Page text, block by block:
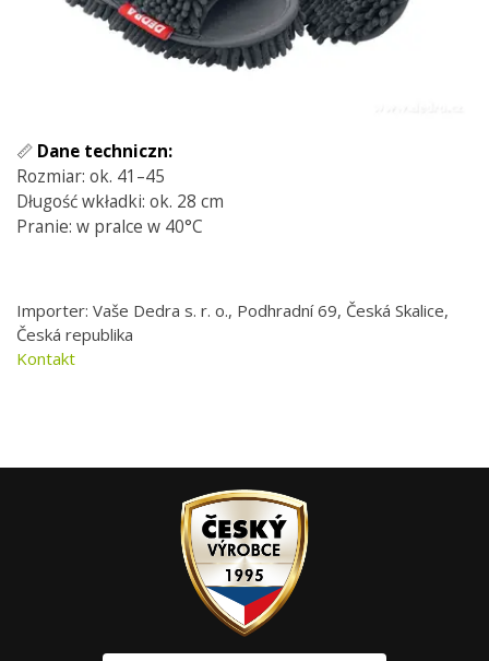
📏 Dane techniczn:
Rozmiar: ok. 41–45
Długość wkładki: ok. 28 cm
Pranie: w pralce w 40°C
Importer: Vaše Dedra s. r. o., Podhradní 69, Česká Skalice,
Česká republika
Kontakt